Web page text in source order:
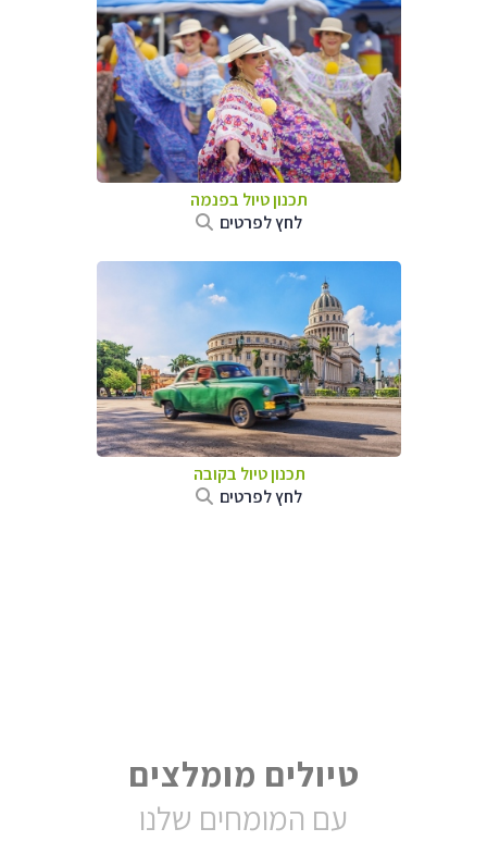
תכנון טיול בפנמה
לחץ לפרטים
תכנון טיול בקובה
לחץ לפרטים
טיולים מומלצים
עם המומחים שלנו